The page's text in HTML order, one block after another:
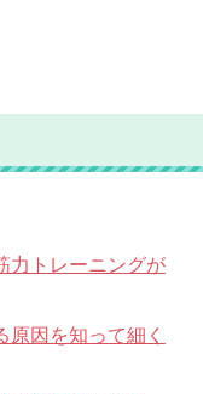
力トレーニングが
因を知って細く